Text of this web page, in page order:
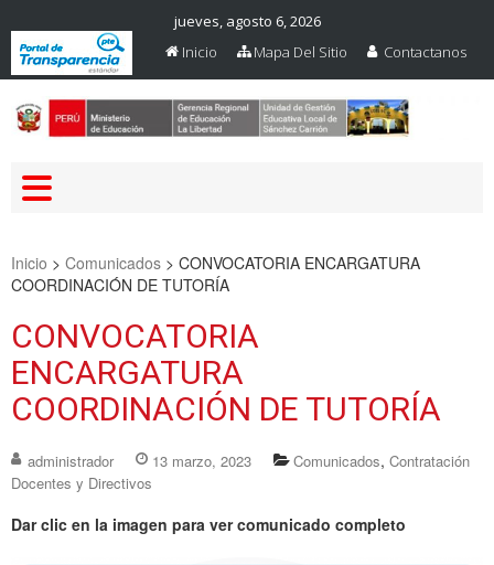
jueves, agosto 6, 2026
Inicio
Mapa Del Sitio Contactanos
Inicio > Comunicados > CONVOCATORIA ENCARGATURA
COORDINACIÓN DE TUTORÍA
CONVOCATORIA
ENCARGATURA
COORDINACIÓN DE TUTORÍA
administrador 13 marzo, 2023 Comunicados, Contratación
Docentes y Directivos
Dar clic en la imagen para ver comunicado completo